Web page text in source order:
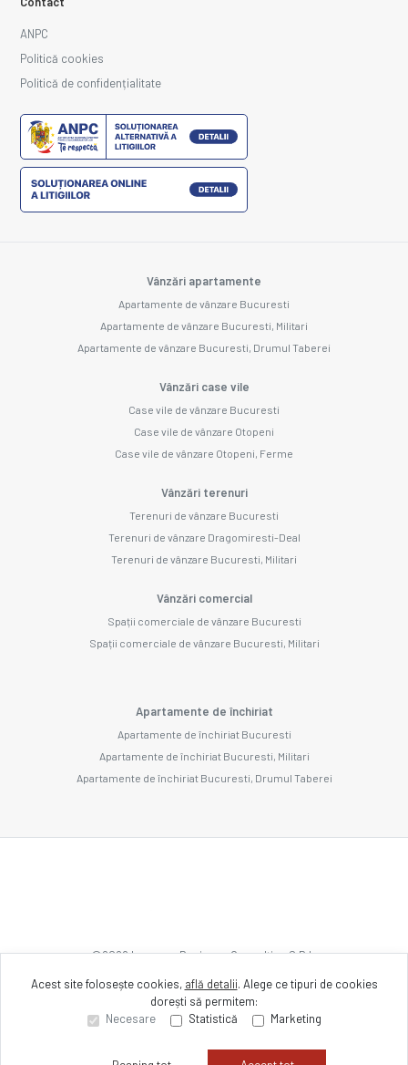
ANPC
Politică cookies
Politică de confidențialitate
Vânzări apartamente
Apartamente de vânzare Bucuresti
Apartamente de vânzare Bucuresti, Militari
Apartamente de vânzare Bucuresti, Drumul Taberei
Vânzări case vile
Case vile de vânzare Bucuresti
Case vile de vânzare Otopeni
Case vile de vânzare Otopeni, Ferme
Vânzări terenuri
Terenuri de vânzare Bucuresti
Terenuri de vânzare Dragomiresti-Deal
Terenuri de vânzare Bucuresti, Militari
Vânzări comercial
Spații comerciale de vânzare Bucuresti
Spații comerciale de vânzare Bucuresti, Militari
Apartamente de închiriat
Apartamente de închiriat Bucuresti
Apartamente de închiriat Bucuresti, Militari
Apartamente de închiriat Bucuresti, Drumul Taberei
©2026Imozone Business Consulting S.R.L.
Site creat în
Acest site folosește cookies, află detalii. Alege ce tipuri de cookies
dorești să permitem:
Necesare
Statistică Marketing